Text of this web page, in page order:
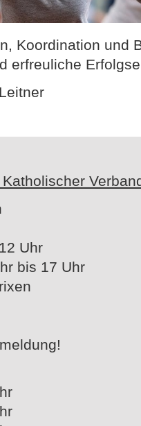
Koordination und
erfreuliche
Katholischer
Uhr
bis 17 Uhr